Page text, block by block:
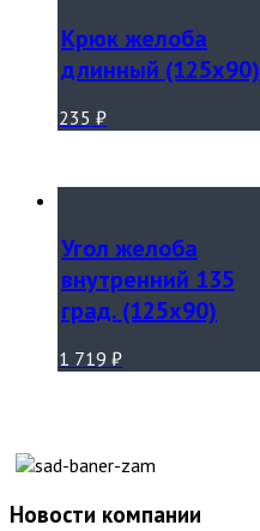
Крюк желоба
длинный (125х90)
235 ₽
Угол желоба
внутренний 135
град. (125х90)
1 719 ₽
Новости компании